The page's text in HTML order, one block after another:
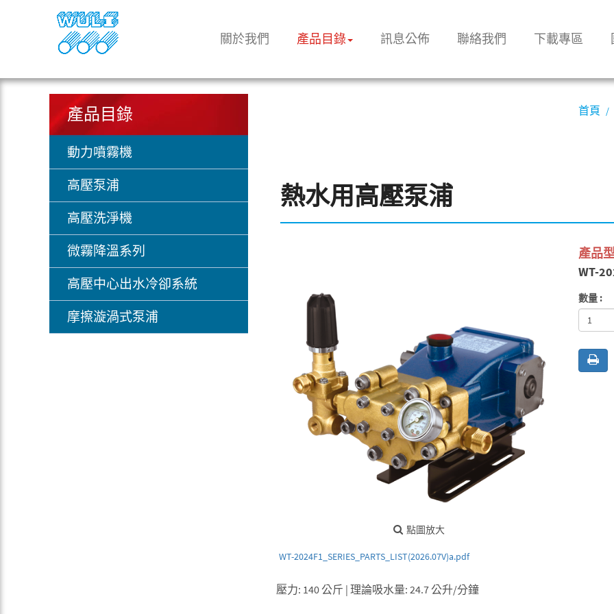
關於我們 產品目錄 訊息公佈 聯絡我們 下載專區
產品目錄
動力噴霧機
高壓泵浦
高壓洗淨機
微霧降溫系列
高壓中心出水冷卻系統
摩擦漩渦式泵浦
首頁
熱水用高壓泵浦
點圖放大
WT-2024F1_SERIES_PARTS_LIST(2026.07V)a.pdf
產品
WT-
數量 :
壓力: 140 公斤 | 理論吸水量: 24.7 公升/分鐘